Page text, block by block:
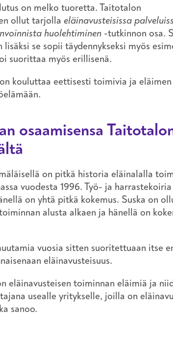
on melko tuoretta. Taitotalon
ollut tarjolla eläinavusteisissa
huolehtiminen -tutkinnon osa.
se sopii täydennykseksi myös
suorittaa myös erillisenä.
kouluttaa eettisesti toimivia ja eläimen
osaamisensa
on pitkä historia eläinalalla
vuodesta 1996. Työ- ja
on yhtä pitkä kokemus. Suska on
alusta alkaen ja hänellä on
vuosia sitten suoritettuaan itse
eläinavusteisuus.
eläinavusteisen toiminnan eläimiä ja
usealle yritykselle, joilla on
sanoo.